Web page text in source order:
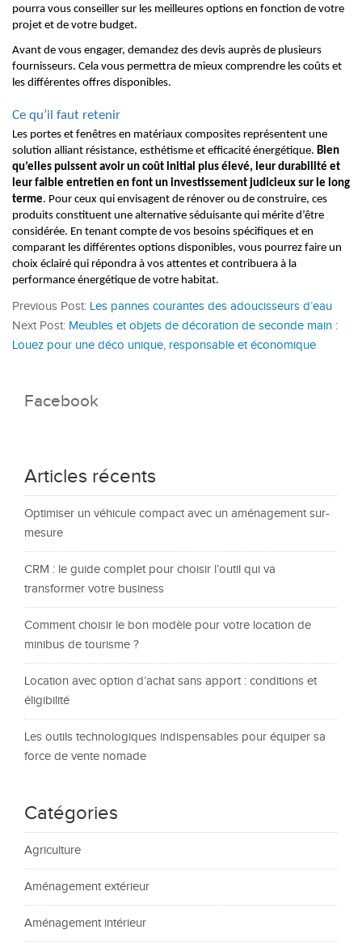
pourra vous conseiller sur les meilleures options en fonction de votre
projet et de votre budget.
Avant de vous engager, demandez des devis auprès de plusieurs
fournisseurs. Cela vous permettra de mieux comprendre les coûts et
les différentes offres disponibles.
Ce qu’il faut retenir
Les portes et fenêtres en matériaux composites représentent une
solution alliant résistance, esthétisme et efficacité énergétique. Bien
qu’elles puissent avoir un coût initial plus élevé, leur durabilité et
leur faible entretien en font un investissement judicieux sur le long
terme. Pour ceux qui envisagent de rénover ou de construire, ces
produits constituent une alternative séduisante qui mérite d’être
considérée. En tenant compte de vos besoins spécifiques et en
comparant les différentes options disponibles, vous pourrez faire un
choix éclairé qui répondra à vos attentes et contribuera à la
performance énergétique de votre habitat.
Previous Post: Les pannes courantes des adoucisseurs d’eau
Next Post: Meubles et objets de décoration de seconde main :
Louez pour une déco unique, responsable et économique
Facebook
Articles récents
Optimiser un véhicule compact avec un aménagement sur-
mesure
CRM : le guide complet pour choisir l’outil qui va
transformer votre business
Comment choisir le bon modèle pour votre location de
minibus de tourisme ?
Location avec option d’achat sans apport : conditions et
éligibilité
Les outils technologiques indispensables pour équiper sa
force de vente nomade
Catégories
Agriculture
Aménagement extérieur
Aménagement intérieur